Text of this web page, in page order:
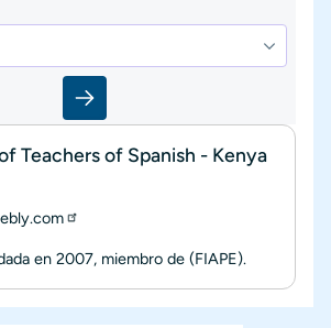
Teachers of Spanish - Kenya
en 2007, miembro de (FIAPE).